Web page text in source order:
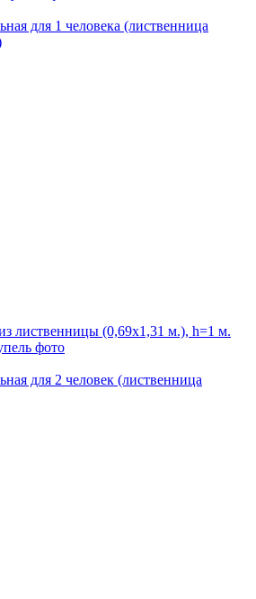
для 1 человека (лиственница
для 2 человек (лиственница